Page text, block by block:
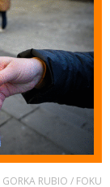
RUBIO / FOKU